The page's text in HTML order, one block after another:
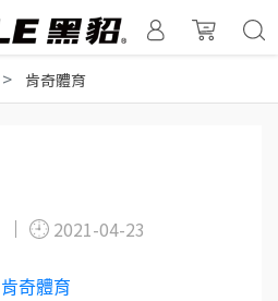
肯奇體育
2021-04-23
肯奇體育